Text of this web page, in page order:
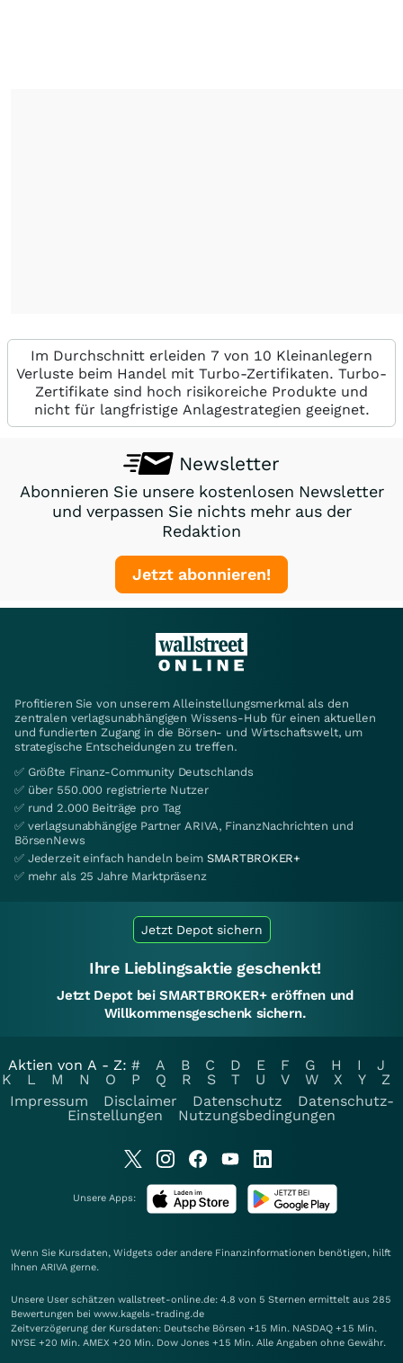
Im Durchschnitt erleiden 7 von 10 Kleinanlegern
Verluste beim Handel mit Turbo-Zertifikaten. Turbo-
Zertifikate sind hoch risikoreiche Produkte und
nicht für langfristige Anlagestrategien geeignet.
Newsletter
Abonnieren Sie unsere kostenlosen Newsletter
und verpassen Sie nichts mehr aus der
Redaktion
Jetzt abonnieren!
Profitieren Sie von unserem Alleinstellungsmerkmal als den
zentralen verlagsunabhängigen Wissens-Hub für einen aktuellen
und fundierten Zugang in die Börsen- und Wirtschaftswelt, um
strategische Entscheidungen zu treffen.
✅ Größte Finanz-Community Deutschlands
✅ über 550.000 registrierte Nutzer
✅ rund 2.000 Beiträge pro Tag
✅ verlagsunabhängige Partner ARIVA, FinanzNachrichten und
BörsenNews
✅ Jederzeit einfach handeln beim SMARTBROKER+
✅ mehr als 25 Jahre Marktpräsenz
Jetzt Depot sichern
Ihre Lieblingsaktie geschenkt!
Jetzt Depot bei SMARTBROKER+ eröffnen und
Willkommensgeschenk sichern.
Aktien von A - Z: # A B C D E F G H I
J
K
L M N O P Q R S T U V W X Y
Z
Impressum
Disclaimer Datenschutz
Datenschutz-
Einstellungen
Nutzungsbedingungen
Unsere Apps:
Wenn Sie Kursdaten, Widgets oder andere Finanzinformationen benötigen, hilft
Ihnen ARIVA gerne.
Unsere User schätzen wallstreet-online.de: 4.8 von 5 Sternen ermittelt aus 285
Bewertungen bei www.kagels-trading.de
Zeitverzögerung der Kursdaten: Deutsche Börsen +15 Min. NASDAQ +15 Min.
NYSE +20 Min. AMEX +20 Min. Dow Jones +15 Min. Alle Angaben ohne Gewähr.